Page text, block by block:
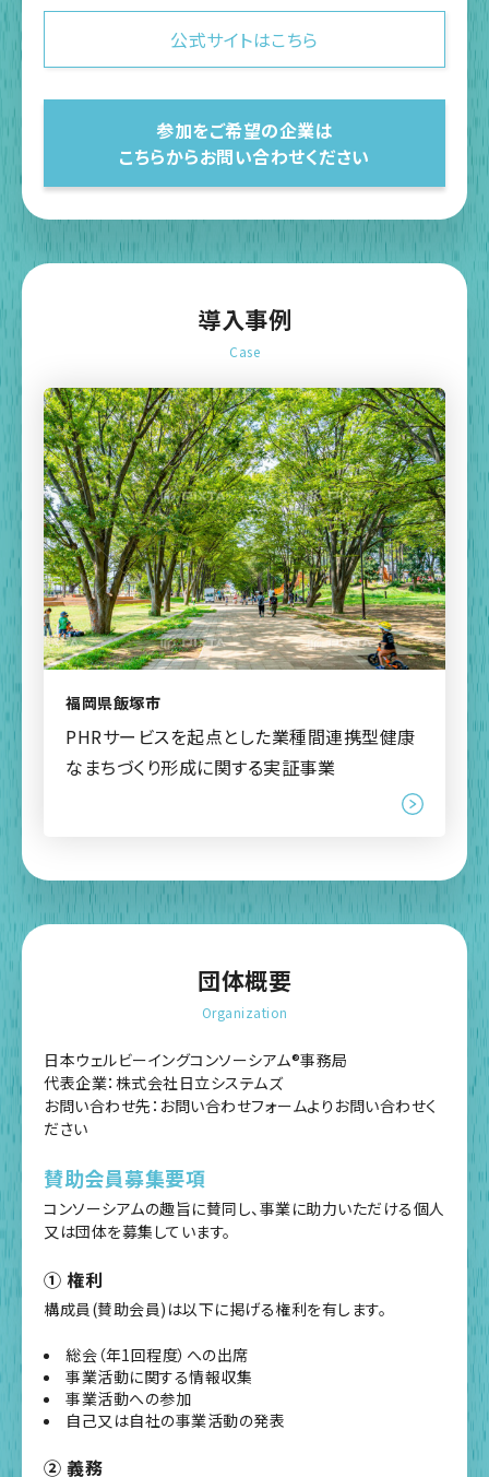
公式サイトはこちら
参加をご希望の企業は
こちらからお問い合わせください
導入事例
Case
福岡県飯塚市
PHRサービスを起点とした業種間連携型健康
なまちづくり形成に関する実証事業
団体概要
Organization
日本ウェルビーイングコンソーシアム®事務局
代表企業：株式会社日立システムズ
お問い合わせ先：お問い合わせフォームよりお問い合わせく
ださい
賛助会員募集要項
コンソーシアムの趣旨に賛同し、事業に助力いただける個人
又は団体を募集しています。
① 権利
構成員(賛助会員)は以下に掲げる権利を有します。
総会（年1回程度）への出席
事業活動に関する情報収集
事業活動への参加
自己又は自社の事業活動の発表
② 義務